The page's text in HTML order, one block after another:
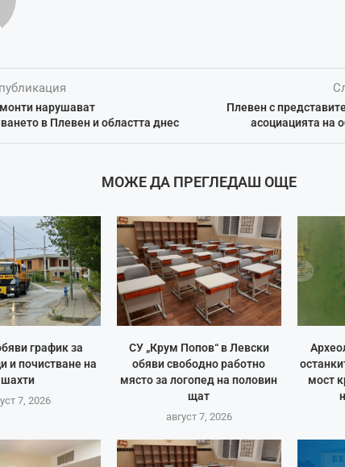
нарушават
в Плевен и областта днес
Плевен с
асоциацията на
МОЖЕ ДА ПРЕГЛЕДАШ ОЩЕ
график за
и почистване на
шахти
7, 2026
СУ „Крум Попов“ в Левски
обяви свободно работно
място за логопед на половин
щат
август 7, 2026
мост